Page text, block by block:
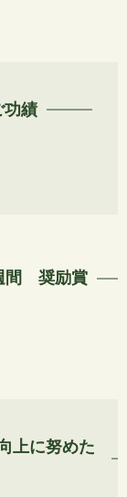
功績
間 奨励賞
上に努めた